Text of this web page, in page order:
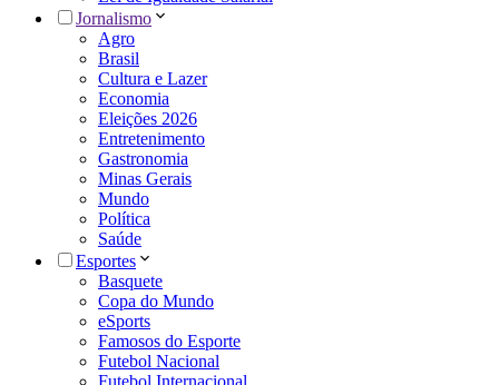
Jornalismo
Agro
Brasil
Cultura e Lazer
Economia
Eleições 2026
Entretenimento
Gastronomia
Minas Gerais
Mundo
Política
Saúde
Esportes
Basquete
Copa do Mundo
eSports
Famosos do Esporte
Futebol Nacional
Futebol Internacional